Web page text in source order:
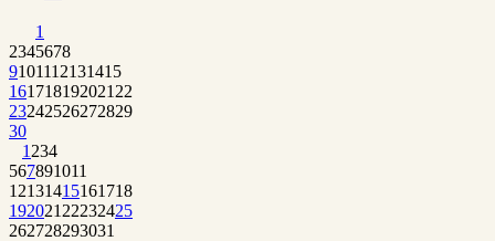
1
2345678
9101112131415
161718192021 22
23242526272829
30
1 234
567891011
12131415161718
192021 22232425
262728293031